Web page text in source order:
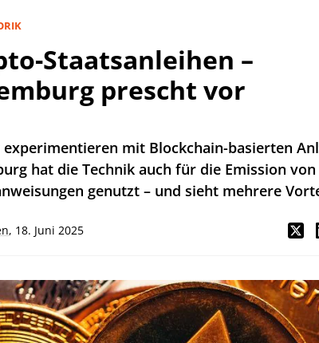
Staatsanleihen –
prescht vor
experimentieren mit Blockchain-basierten
hat die Technik auch für die Emission von
genutzt – und sieht mehrere
, 18. Juni 2025